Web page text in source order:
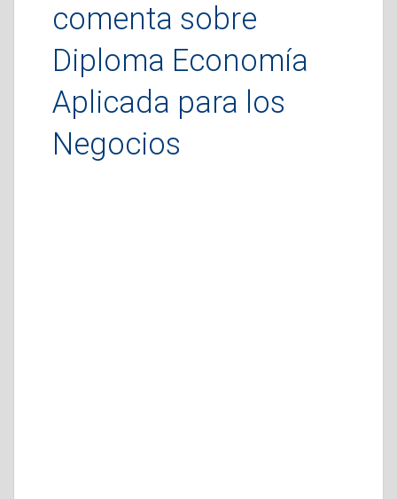
comenta sobre
Diploma Economía
Aplicada para los
Negocios